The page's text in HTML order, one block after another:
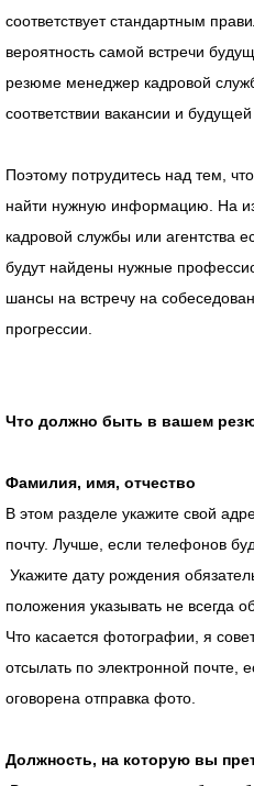
соответствует стандартным
вероятность самой встречи
резюме менеджер кадровой
соответствии вакансии и будущей
Поэтому потрудитесь над тем,
найти нужную информацию. На
кадровой службы или агентства
будут найдены нужные
шансы на встречу на
прогрессии.
Что должно быть в вашем
Фамилия, имя, отчество
В этом разделе укажите свой
почту. Лучше, если телефонов
Укажите дату рождения
положения указывать не всегда
Что касается фотографии, я
отсылать по электронной почте,
оговорена отправка фото.
Должность, на которую вы